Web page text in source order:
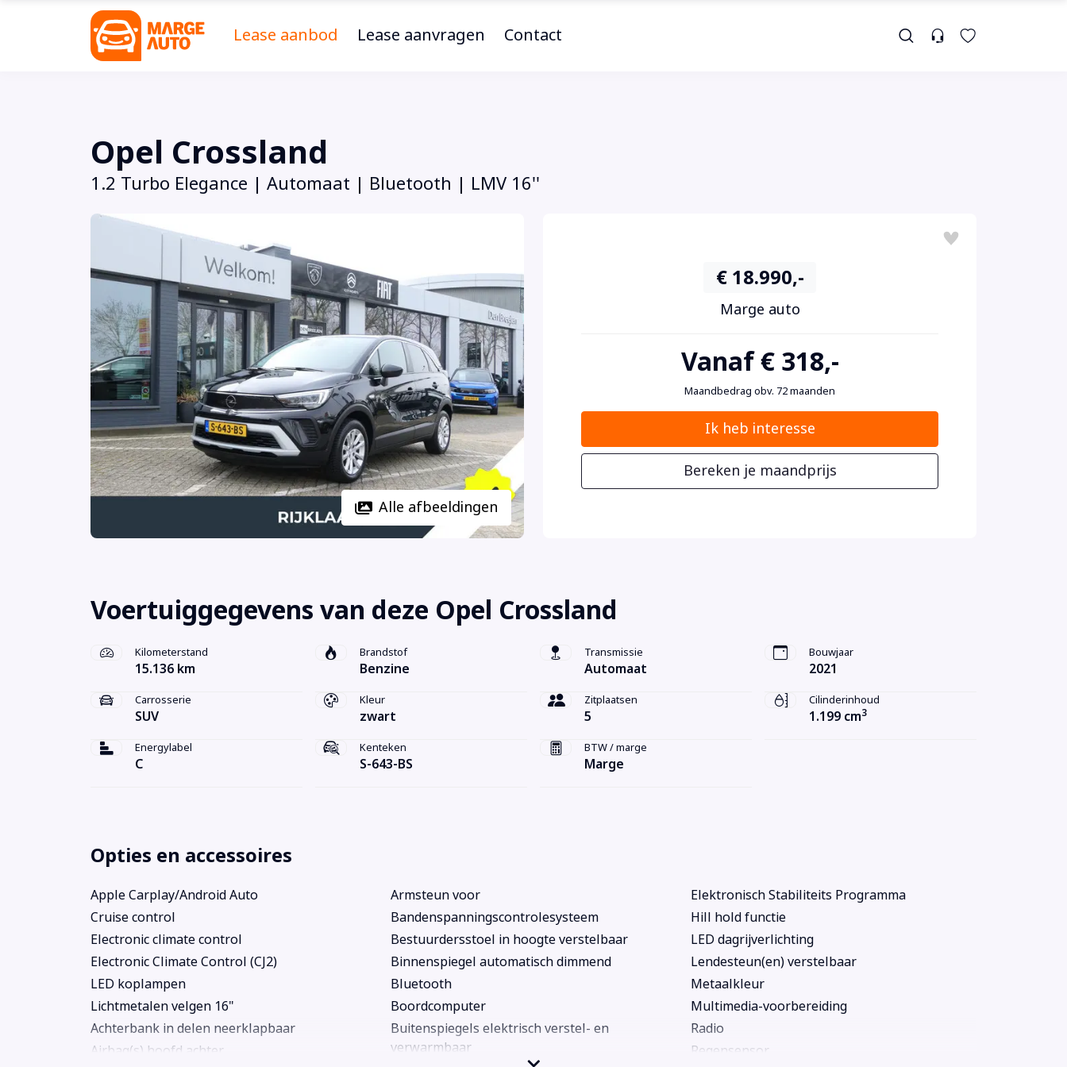
Lease aanbod Lease aanvragen Contact
Opel Crossland
1.2 Turbo Elegance | Automaat | Bluetooth | LMV 16''
Alle afbeeldingen
€ 18.990,-
Marge auto
Vanaf € 318,-
Maandbedrag obv. 72 maanden
Ik heb interesse
Bereken je maandprijs
Voertuiggegevens van deze Opel Crossland
Kilometerstand
15.136 km
Brandstof
Benzine
Transmissie
Automaat
Bouwjaar
2021
Carrosserie
SUV
Kleur
zwart
Zitplaatsen
5
Cilinderinhoud
1.199 cm3
Energylabel
C
Kenteken
S-643-BS
BTW / marge
Marge
Opties en accessoires
Apple Carplay/Android Auto
Cruise control
Electronic climate control
Electronic Climate Control (CJ2)
LED koplampen
Lichtmetalen velgen 16"
Achterbank in delen neerklapbaar
Airbag(s) hoofd achter
Armsteun voor
Bandenspanningscontrolesysteem
Bestuurdersstoel in hoogte verstelbaar
Binnenspiegel automatisch dimmend
Bluetooth
Boordcomputer
Buitenspiegels elektrisch verstel- en
verwarmbaar
Elektronisch Stabiliteits Programma
Hill hold functie
LED dagrijverlichting
Lendesteun(en) verstelbaar
Metaalkleur
Multimedia-voorbereiding
Radio
Regensensor